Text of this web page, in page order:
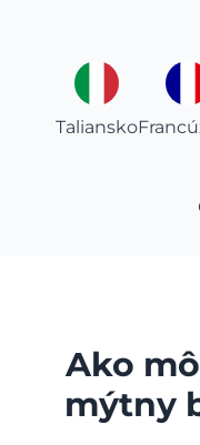
Taliansko
Ako
mýtny